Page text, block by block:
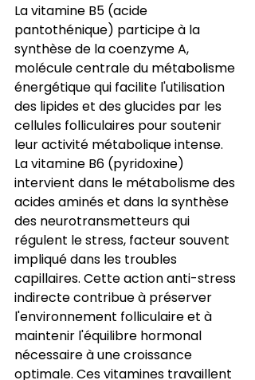
La vitamine B5 (acide
pantothénique) participe à la
synthèse de la coenzyme A,
molécule centrale du métabolisme
énergétique qui facilite l'utilisation
des lipides et des glucides par les
cellules folliculaires pour soutenir
leur activité métabolique intense.
La vitamine B6 (pyridoxine)
intervient dans le métabolisme des
acides aminés et dans la synthèse
des neurotransmetteurs qui
régulent le stress, facteur souvent
impliqué dans les troubles
capillaires. Cette action anti-stress
indirecte contribue à préserver
l'environnement folliculaire et à
maintenir l'équilibre hormonal
nécessaire à une croissance
optimale. Ces vitamines travaillent